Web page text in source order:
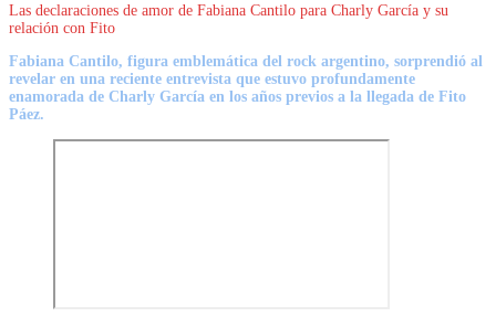
Las declaraciones de amor de Fabiana Cantilo para Charly García y su
relación con Fito
Fabiana Cantilo, figura emblemática del rock argentino, sorprendió al
revelar en una reciente entrevista que estuvo profundamente
enamorada de Charly García en los años previos a la llegada de Fito
Páez.